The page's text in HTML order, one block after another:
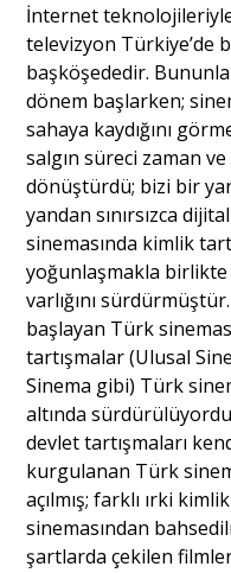
İnternet
televizyon Türkiye’de
başköşededir.
dönem başlarken;
sahaya kaydığını
salgın süreci zaman
dönüştürdü; bizi bir
yandan sınırsızca
sinemasında kimlik
yoğunlaşmakla
varlığını
başlayan Türk
tartışmalar (Ulusal
Sinema gibi) Türk
altında
devlet tartışmaları
kurgulanan Türk
açılmış; farklı ırki
sinemasından
şartlarda çekilen